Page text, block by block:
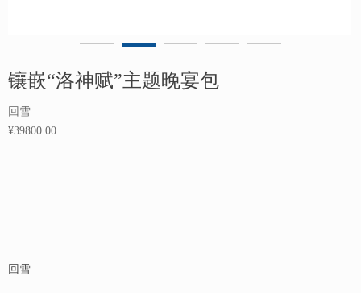
镶嵌“洛神赋”主题晚宴包
回雪
¥39800.00
回雪